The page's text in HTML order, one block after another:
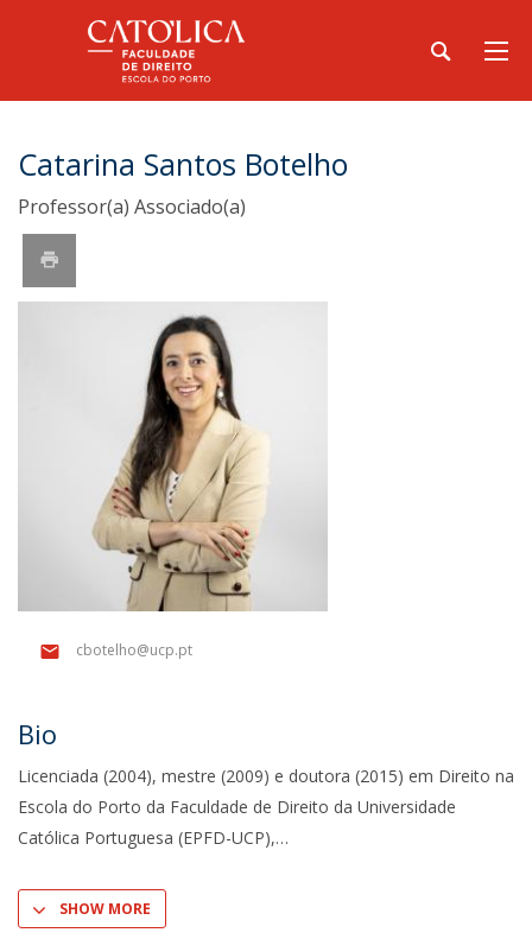
Catarina Santos Botelho
Professor(a) Associado(a)
cbotelho@ucp.pt
Bio
Licenciada (2004), mestre (2009) e doutora (2015) em Direito na
Escola do Porto da Faculdade de Direito da Universidade
Católica Portuguesa (EPFD-UCP),
SHOW MORE